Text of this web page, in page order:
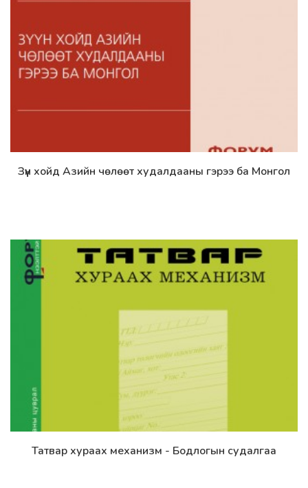
Дэлгэрэнгүй
Зүүн хойд Азийн чөлөөт худалдааны гэрээ ба Монгол
Дэлгэрэнгүй
Татвар хураах механизм - Бодлогын судалгаа